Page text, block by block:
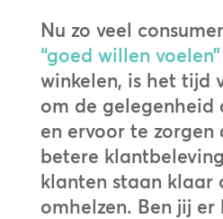
Nu zo veel
“goed willen voelen”
winkelen, is het tijd
om de gelegenheid
en ervoor te zorgen
betere
klanten staan klaar
omhelzen. Ben jij er